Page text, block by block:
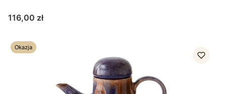
Cena
116,00 zł
Okazja